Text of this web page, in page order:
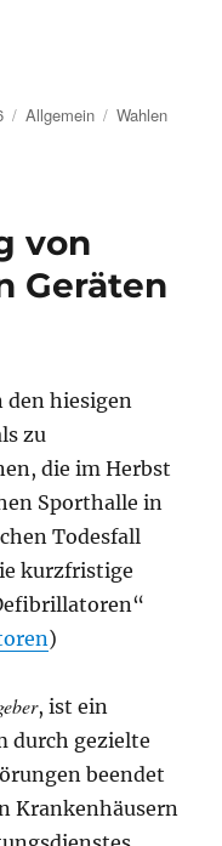
Kategorien
Allgemein Schlagwörter
Wahlen
von
Geräten
den hiesigen
zu
die im Herbst
Sporthalle in
Todesfall
kurzfristige
)
, ist ein
durch gezielte
beendet
Krankenhäusern